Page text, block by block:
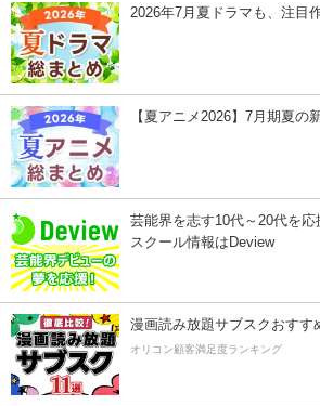
2026年7月夏ドラマも、注目
【夏アニメ2026】7月期夏の
芸能界を志す10代～20代を応
スクール情報はDeview
漫画読み放題サブスクおすす
オリコン顧客満足度ランキング